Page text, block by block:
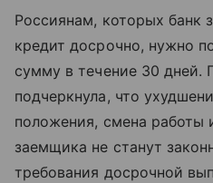
Россиянам, которых банк
кредит досрочно, нужно
сумму в течение 30 дней.
подчеркнула, что
положения, смена работы
заемщика не станут
требования досрочной